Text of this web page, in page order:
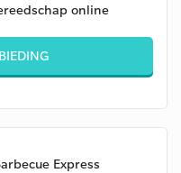
online
Express